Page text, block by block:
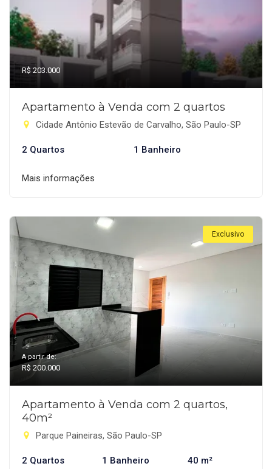
R$ 203.000
Apartamento à Venda com 2 quartos
Cidade Antônio Estevão de Carvalho, São Paulo-SP
2 Quartos 1 Banheiro
Mais informações
Exclusivo
A partir de:
R$ 200.000
Apartamento à Venda com 2 quartos,
40m²
Parque Paineiras, São Paulo-SP
2 Quartos 1 Banheiro 40 m²